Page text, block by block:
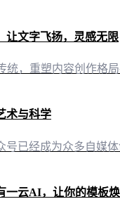
让文字飞扬，灵感无限
术与科学
一云AI，让你的模板